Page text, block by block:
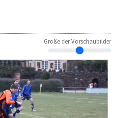
Größe der Vorschaubilder